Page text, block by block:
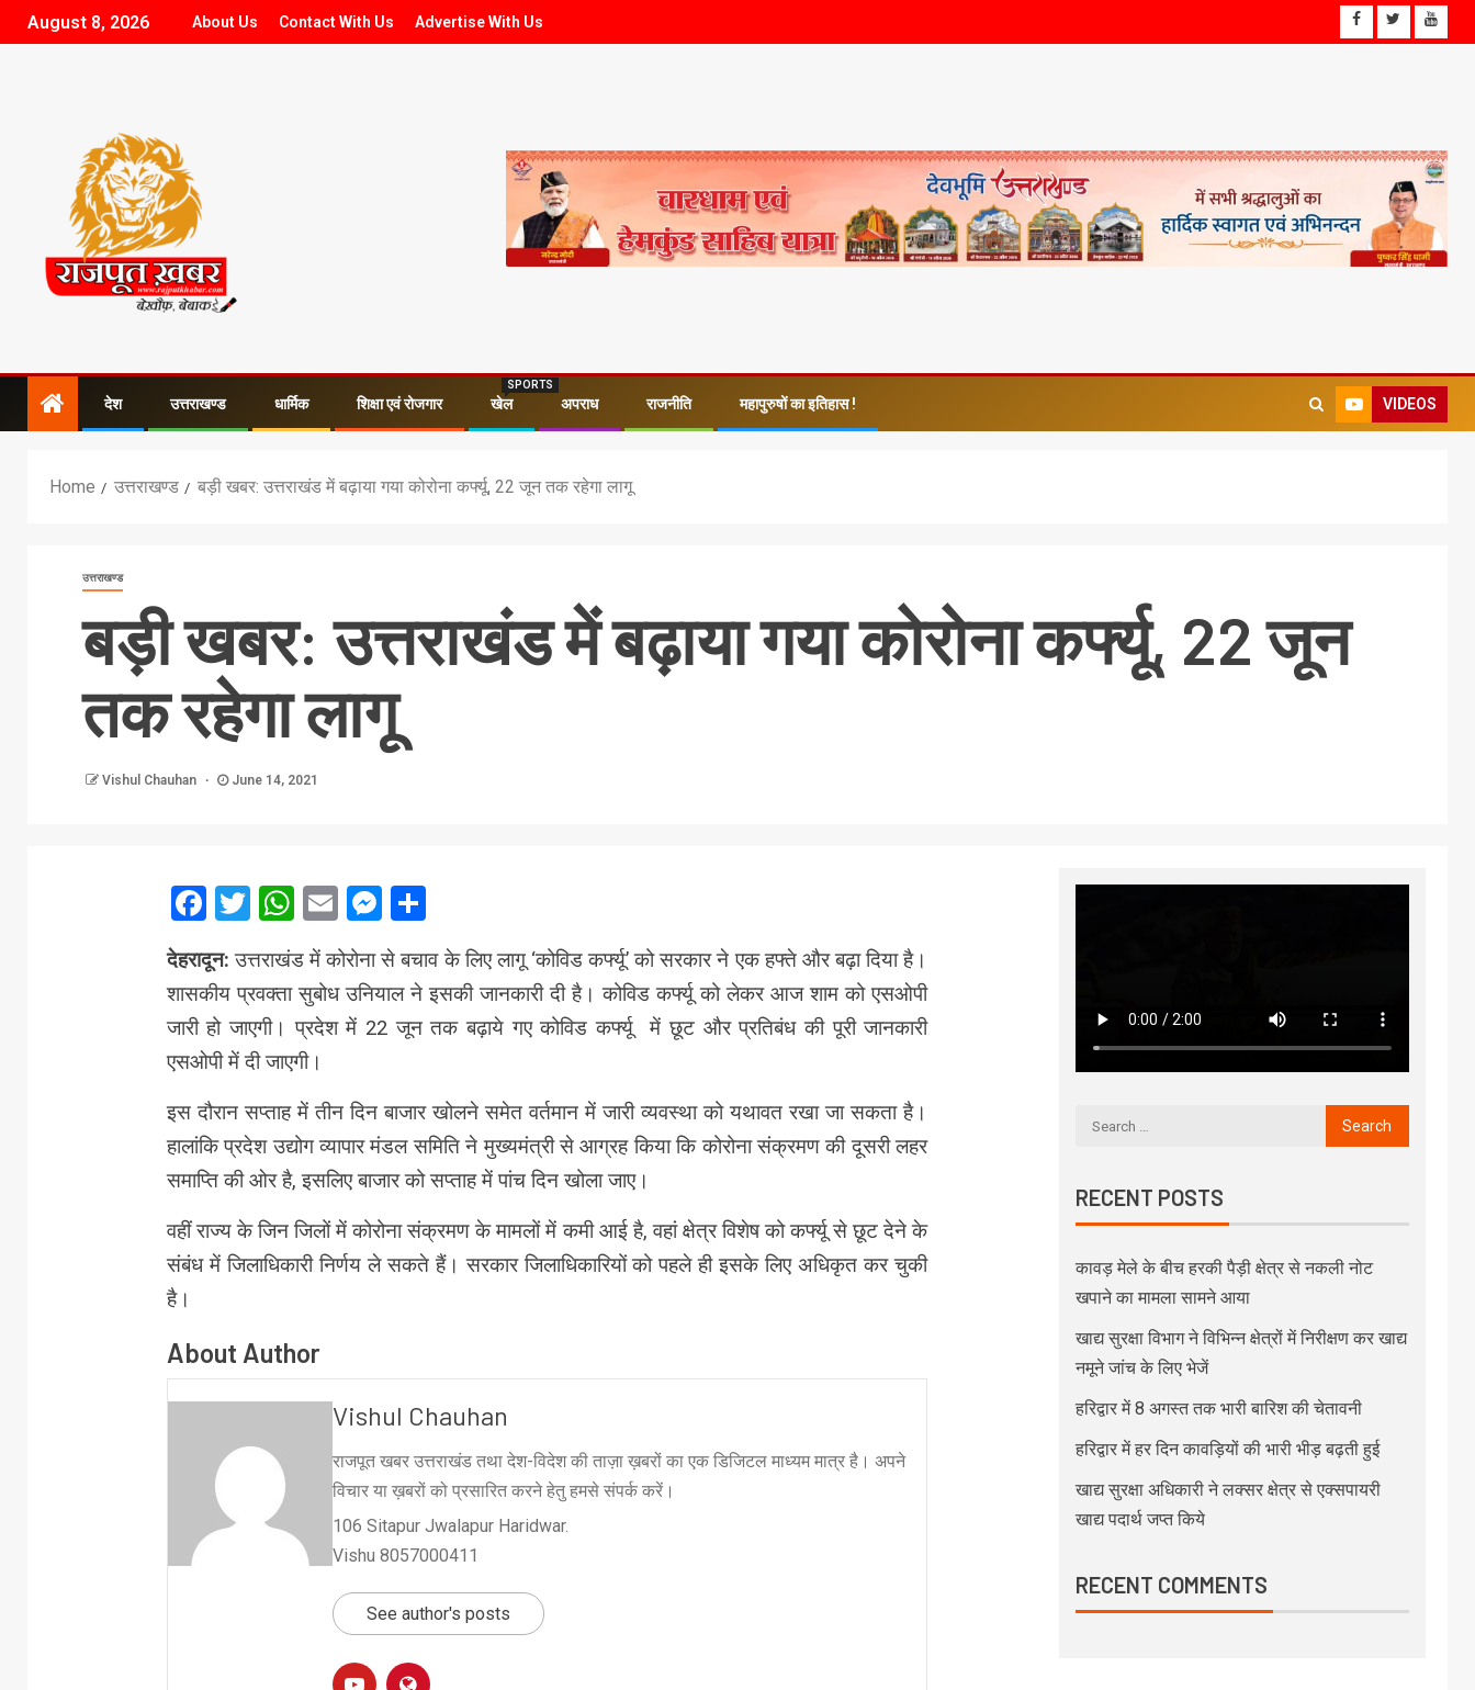
August 8, 2026 About Us Contact With Us Advertise With Us
देश उत्तराखण्ड धार्मिक शिक्षा एवं रोजगार खेल
SPORTS
अपराध राजनीति महापुरुषों का इतिहास ! VIDEOS
Home उत्तराखण्ड बड़ी खबर: उत्तराखंड में बढ़ाया गया कोरोना कर्फ्यू, 22 जून तक रहेगा लागू
उत्तराखण्ड
बड़ी खबर: उत्तराखंड में बढ़ाया गया कोरोना कर्फ्यू, 22 जून
तक रहेगा लागू
Vishul Chauhan June 14, 2021
Facebook
Twitter
WhatsApp
EmailMessenger
Share
देहरादून: उत्तराखंड में कोरोना से बचाव के लिए लागू ‘कोविड कर्फ्यू’ को सरकार ने एक हफ्ते और बढ़ा दिया है।
शासकीय प्रवक्ता सुबोध उनियाल ने इसकी जानकारी दी है। कोविड कर्फ्यू को लेकर आज शाम को एसओपी
जारी हो जाएगी। प्रदेश में 22 जून तक बढ़ाये गए कोविड कर्फ्यू में छूट और प्रतिबंध की पूरी जानकारी
एसओपी में दी जाएगी।
इस दौरान सप्ताह में तीन दिन बाजार खोलने समेत वर्तमान में जारी व्यवस्था को यथावत रखा जा सकता है।
हालांकि प्रदेश उद्योग व्यापार मंडल समिति ने मुख्यमंत्री से आग्रह किया कि कोरोना संक्रमण की दूसरी लहर
समाप्ति की ओर है, इसलिए बाजार को सप्ताह में पांच दिन खोला जाए।
वहीं राज्य के जिन जिलों में कोरोना संक्रमण के मामलों में कमी आई है, वहां क्षेत्र विशेष को कर्फ्यू से छूट देने के
संबंध में जिलाधिकारी निर्णय ले सकते हैं। सरकार जिलाधिकारियों को पहले ही इसके लिए अधिकृत कर चुकी
है।
About Author
Vishul Chauhan
राजपूत खबर उत्तराखंड तथा देश-विदेश की ताज़ा ख़बरों का एक डिजिटल माध्यम मात्र है। अपने
विचार या ख़बरों को प्रसारित करने हेतु हमसे संपर्क करें।
106 Sitapur Jwalapur Haridwar.
Vishu 8057000411
See author's posts
RECENT POSTS
कावड़ मेले के बीच हरकी पैड़ी क्षेत्र से नकली नोट
खपाने का मामला सामने आया
खाद्य सुरक्षा विभाग ने विभिन्न क्षेत्रों में निरीक्षण कर खाद्य
नमूने जांच के लिए भेजें
हरिद्वार में 8 अगस्त तक भारी बारिश की चेतावनी
हरिद्वार में हर दिन कावड़ियों की भारी भीड़ बढ़ती हुई
खाद्य सुरक्षा अधिकारी ने लक्सर क्षेत्र से एक्सपायरी
खाद्य पदार्थ जप्त किये
RECENT COMMENTS